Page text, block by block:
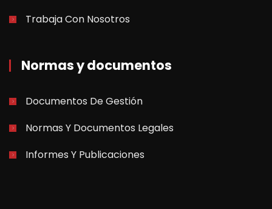
Trabaja Con Nosotros
Normas y documentos
Documentos De Gestión
Normas Y Documentos Legales
Informes Y Publicaciones